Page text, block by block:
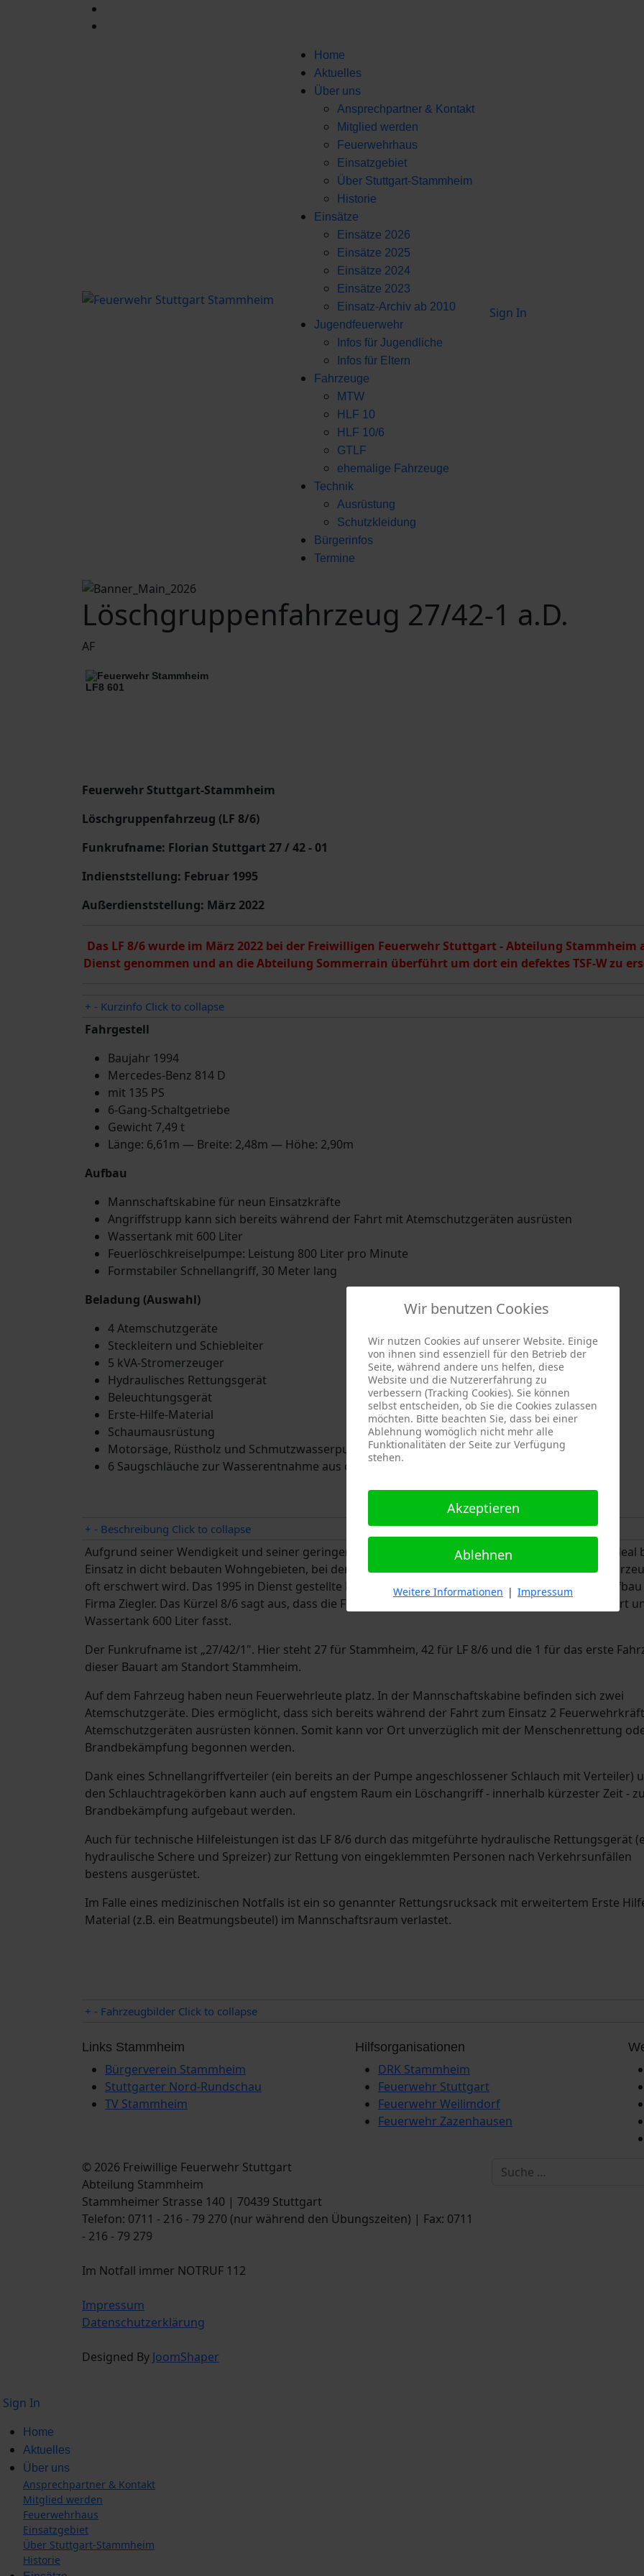
Home
Aktuelles
Über uns
Ansprechpartner & Kontakt
Mitglied werden
Feuerwehrhaus
Einsatzgebiet
Über Stuttgart-Stammheim
Historie
Einsätze
Einsätze 2026
Einsätze 2025
Einsätze 2024
Einsätze 2023
Einsatz-Archiv ab 2010
Jugendfeuerwehr
Infos für Jugendliche
Infos für Eltern
Fahrzeuge
MTW
HLF 10
HLF 10/6
GTLF
ehemalige Fahrzeuge
Technik
Ausrüstung
Schutzkleidung
Bürgerinfos
Termine
Sign In
Löschgruppenfahrzeug 27/42-1 a.D.
AF
Feuerwehr Stuttgart-Stammheim
Löschgruppenfahrzeug (LF 8/6)
Funkrufname: Florian Stuttgart 27 / 42 - 01
Indienststellung: Februar 1995
Außerdienststellung: März 2022
Das LF 8/6 wurde im März 2022 bei der Freiwilligen Feuerwehr Stuttgart - Abteilung Stammheim
Dienst genommen und an die Abteilung Sommerrain überführt um dort ein defektes TSF-W zu
+ - Kurzinfo Click to collapse
Fahrgestell
Baujahr 1994
Mercedes-Benz 814 D
mit 135 PS
6-Gang-Schaltgetriebe
Gewicht 7,49 t
Länge: 6,61m — Breite: 2,48m — Höhe: 2,90m
Aufbau
Mannschaftskabine für neun Einsatzkräfte
Angriffstrupp kann sich bereits während der Fahrt mit Atemschutzgeräten ausrüsten
Wassertank mit 600 Liter
Feuerlöschkreiselpumpe: Leistung 800 Liter pro Minute
Formstabiler Schnellangriff, 30 Meter lang
Beladung (Auswahl)
4 Atemschutzgeräte
Steckleitern und Schiebleiter
5 kVA-Stromerzeuger
Hydraulisches Rettungsgerät
Beleuchtungsgerät
Erste-Hilfe-Material
Schaumausrüstung
Motorsäge, Rüstholz und Schmutzwasserpumpe
6 Saugschläuche zur Wasserentnahme aus offenem Gewässer
+ - Beschreibung Click to collapse
Aufgrund seiner Wendigkeit und seiner geringen Größe im Vergleich zu einem HLF ist das LF 8/6 ideal
Einsatz in dicht bebauten Wohngebieten, bei denen die Anfahrt durch widerrechtlich geparkte
oft erschwert wird. Das 1995 in Dienst gestellte Löschgruppenfahrzeug (LF) hat einen
Firma Ziegler. Das Kürzel 8/6 sagt aus, dass die Fahrzeugpumpe 800 Liter Wasser pro Minute fördert
Wassertank 600 Liter fasst.
Der Funkrufname ist „27/42/1". Hier steht 27 für Stammheim, 42 für LF 8/6 und die 1 für das erste
dieser Bauart am Standort Stammheim.
Auf dem Fahrzeug haben neun Feuerwehrleute platz. In der Mannschaftskabine befinden sich zwei
Atemschutzgeräte. Dies ermöglicht, dass sich bereits während der Fahrt zum Einsatz 2
Atemschutzgeräten ausrüsten können. Somit kann vor Ort unverzüglich mit der Menschenrettung
Brandbekämpfung begonnen werden.
Dank eines Schnellangriffverteiler (ein bereits an der Pumpe angeschlossener Schlauch mit Verteiler)
den Schlauchtragekörben kann auch auf engstem Raum ein Löschangriff - innerhalb kürzester Zeit -
Brandbekämpfung aufgebaut werden.
Auch für technische Hilfeleistungen ist das LF 8/6 durch das mitgeführte hydraulische Rettungsgerät
hydraulische Schere und Spreizer) zur Rettung von eingeklemmten Personen nach Verkehrsunfällen
bestens ausgerüstet.
Im Falle eines medizinischen Notfalls ist ein so genannter Rettungsrucksack mit erweitertem Erste
Material (z.B. ein Beatmungsbeutel) im Mannschaftsraum verlastet.
+ - Fahrzeugbilder Click to collapse
Links Stammheim
Bürgerverein Stammheim
Stuttgarter Nord-Rundschau
TV Stammheim
Hilfsorganisationen
DRK Stammheim
Feuerwehr Stuttgart
Feuerwehr Weilimdorf
Feuerwehr Zazenhausen
© 2026 Freiwillige Feuerwehr Stuttgart
Abteilung Stammheim
Stammheimer Strasse 140 | 70439 Stuttgart
Telefon: 0711 - 216 - 79 270 (nur während den Übungszeiten) | Fax: 0711
- 216 - 79 279
Im Notfall immer NOTRUF 112
Impressum
Datenschutzerklärung
Designed By JoomShaper
Suchen
Sign In
Home
Aktuelles
Über uns
Ansprechpartner & Kontakt
Mitglied werden
Feuerwehrhaus
Einsatzgebiet
Über Stuttgart-Stammheim
Historie
Wir benutzen Cookies
Wir nutzen Cookies auf unserer Website. Einige
von ihnen sind essenziell für den Betrieb der
Seite, während andere uns helfen, diese
Website und die Nutzererfahrung zu
verbessern (Tracking Cookies). Sie können
selbst entscheiden, ob Sie die Cookies zulassen
möchten. Bitte beachten Sie, dass bei einer
Ablehnung womöglich nicht mehr alle
Funktionalitäten der Seite zur Verfügung
stehen.
Akzeptieren
Ablehnen
Weitere Informationen | Impressum